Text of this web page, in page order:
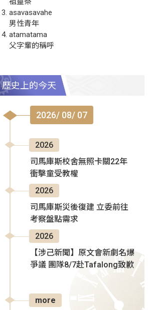
asavasavahe
男性青年
atamatama
父字輩的稱呼
歷史上的今天
2026/ 08/ 07
2026
司馬庫斯校舍無照卡關22年
衝擊童受教權
2026
司馬庫斯災後復建 立委前往
考察盤點需求
2026
【涉己新聞】原文會新劇名爆
爭議 團隊8/7赴Tafalong致歉
more